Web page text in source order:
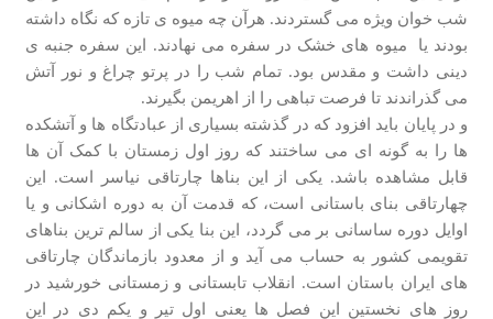
شب خوان ویژه می گستردند. هرآن چه میوه ی تازه که نگاه داشته
بودند یا میوه های خشک در سفره می نهادند. این سفره جنبه ی
دینی داشت و مقدس بود. تمام شب را در پرتو چراغ و نور آتش
می گذراندند تا فرصت تباهی را از اهریمن بگیرند.
و در پایان باید افزود که در گذشته بسیاری از عبادتگاه ها و آتشکده
ها را به گونه ای می ساختند که روز اول زمستان با کمک آن ها
قابل مشاهده باشد. یکی از این بناها چارتاقی نیاسر است. این
چهارتاقی بنای باستانی است، که قدمت آن به دوره اشکانی و یا
اوایل دوره ساسانی بر می گردد، این بنا یکی از سالم ترین بناهای
تقویمی کشور به حساب می آید و از معدود بازماندگان چارتاقی
های ایران باستان است. انقلاب تابستانی و زمستانی خورشید در
روز های نخستین این فصل ها یعنی اول تیر و یکم دی در این